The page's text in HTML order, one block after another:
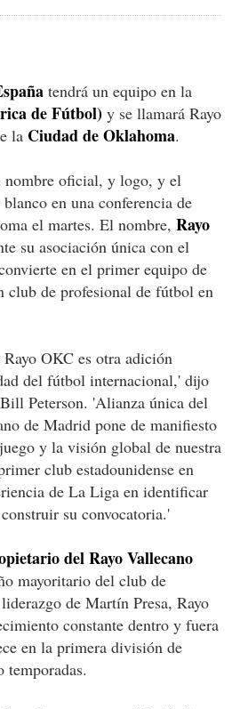
tendrá un equipo en la
de Fútbol) y se llamará Rayo
la Ciudad de Oklahoma.
nombre oficial, y logo, y el
en una conferencia de
el martes. El nombre, Rayo
su asociación única con el
en el primer equipo de
club de profesional de fútbol en
OKC es otra adición
del fútbol internacional,' dijo
Peterson. 'Alianza única del
de Madrid pone de manifiesto
y la visión global de nuestra
club estadounidense en
de La Liga en identificar
su convocatoria.'
del Rayo Vallecano
mayoritario del club de
de Martín Presa, Rayo
constante dentro y fuera
en la primera división de
temporadas.